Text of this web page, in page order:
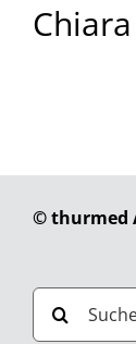
© thurmed
Suche
nach: